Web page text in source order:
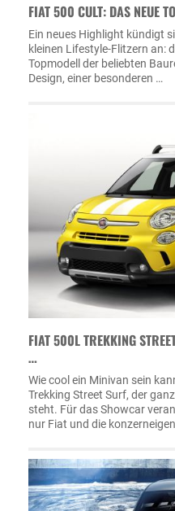
FIAT 500 CULT: DAS NEUE
Ein neues Highlight kündigt
kleinen Lifestyle-Flitzern an:
Topmodell der beliebten
Design, einer besonderen …
FIAT 500L TREKKING
…
Wie cool ein Minivan sein
Trekking Street Surf, der
steht. Für das Showcar
nur Fiat und die